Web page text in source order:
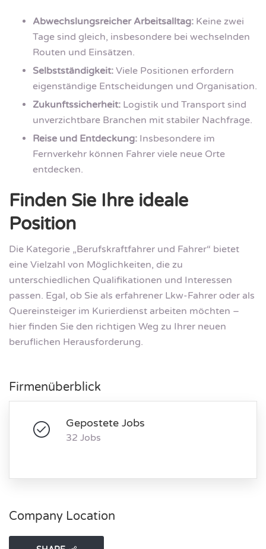
Abwechslungsreicher Arbeitsalltag: Keine zwei
Tage sind gleich, insbesondere bei wechselnden
Routen und Einsätzen.
Selbstständigkeit: Viele Positionen erfordern
eigenständige Entscheidungen und Organisation.
Zukunftssicherheit: Logistik und Transport sind
unverzichtbare Branchen mit stabiler Nachfrage.
Reise und Entdeckung: Insbesondere im
Fernverkehr können Fahrer viele neue Orte
entdecken.
Finden Sie Ihre ideale
Position
Die Kategorie „Berufskraftfahrer und Fahrer“ bietet
eine Vielzahl von Möglichkeiten, die zu
unterschiedlichen Qualifikationen und Interessen
passen. Egal, ob Sie als erfahrener Lkw-Fahrer oder als
Quereinsteiger im Kurierdienst arbeiten möchten –
hier finden Sie den richtigen Weg zu Ihrer neuen
beruflichen Herausforderung.
Firmenüberblick
Gepostete Jobs
32 Jobs
Company Location